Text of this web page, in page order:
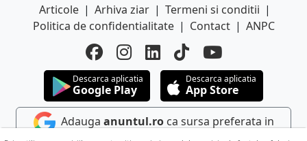
Articole | Arhiva ziar | Termeni si conditii |
Politica de confidentialitate | Contact | ANPC
Descarca aplicatia
Google Play
Descarca aplicatia
App Store
Adauga anuntul.roca sursa preferata in